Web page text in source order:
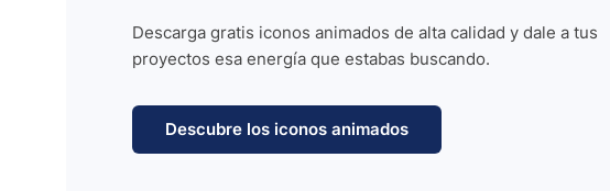
Descarga gratis iconos animados de alta calidad y dale a tus
proyectos esa energía que estabas buscando.
Descubre los iconos animados